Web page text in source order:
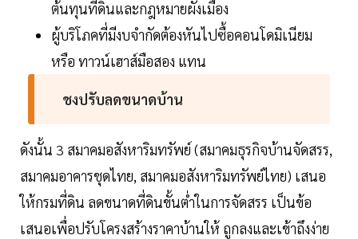
ต้นทุนที่ดินและกฎหมายผังเมือง
ผู้บริโภคที่มีงบจำกัดต้องหันไปซื้อคอนโดมิเนียม
หรือ ทาวน์เฮาส์มือสอง แทน
ชงปรับลดขนาดบ้าน
ดังนั้น 3 สมาคมอสังหาริมทรัพย์ (สมาคมธุรกิจบ้านจัดสรร,
สมาคมอาคารชุดไทย, สมาคมอสังหาริมทรัพย์ไทย) เสนอ
ให้กรมที่ดิน ลดขนาดที่ดินขั้นต่ำในการจัดสรร เป็นข้อ
เสนอเพื่อปรับโครงสร้างราคาบ้านให้ ถูกลงและเข้าถึงง่าย